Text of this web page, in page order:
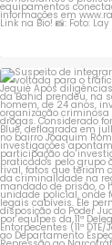
Suspeito de